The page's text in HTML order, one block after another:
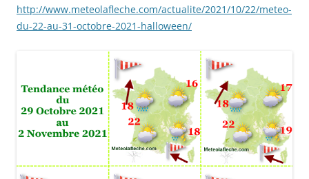
http://www.meteolafleche.com/actualite/2021/10/22/meteo-
du-22-au-31-octobre-2021-halloween/